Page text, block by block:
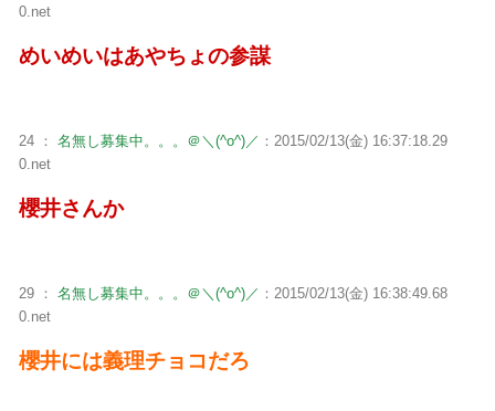
0.net
めいめいはあやちょの参謀
24 ： 名無し募集中。。。＠＼(^o^)／ ：2015/02/13(金) 16:37:18.29
0.net
櫻井さんか
29 ： 名無し募集中。。。＠＼(^o^)／ ：2015/02/13(金) 16:38:49.68
0.net
櫻井には義理チョコだろ